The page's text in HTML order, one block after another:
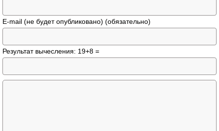
E-mail (не будет опубликовано) (обязательно)
Результат вычесления: 19+8 =